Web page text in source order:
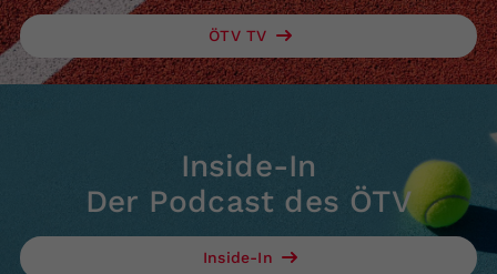
ÖTV TV
Inside-In
Der Podcast des ÖTV
Inside-In